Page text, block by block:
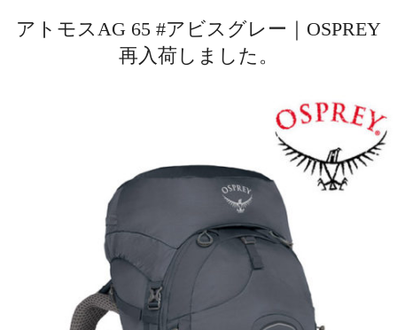
アトモスAG 65 #アビスグレー｜OSPREY
再入荷しました。